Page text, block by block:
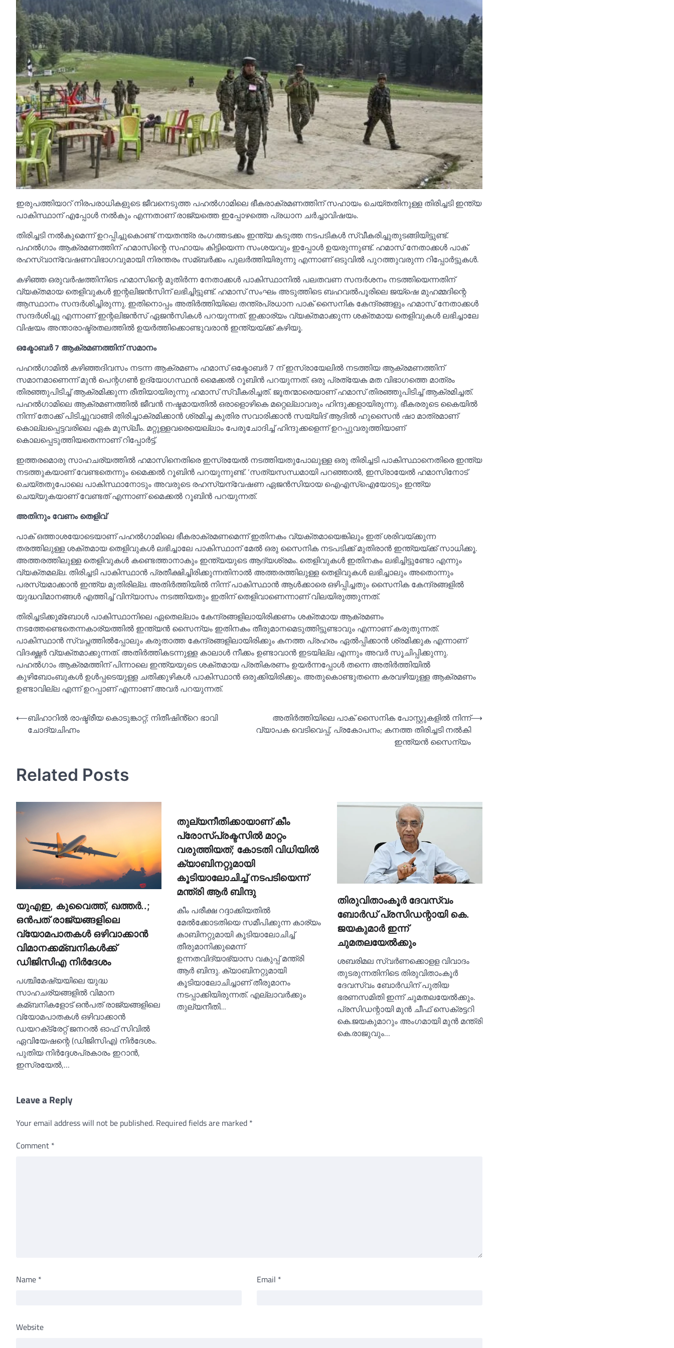
ഇരുപത്തിയാറ് നിരപരാധികളുടെ ജീവനെടുത്ത പഹല്‍ഗാമിലെ ഭീകരാക്രമണത്തിന് സഹായം ചെയ്തതിനുള്ള തിരിച്ചടി ഇന്ത്യ
പാകിസ്ഥാന് എപ്പോള്‍ നല്‍കും എന്നതാണ് രാജ്യത്തെ ഇപ്പോഴത്തെ പ്രധാന ചർച്ചാവിഷയം.
തിരിച്ചടി നല്‍കുമെന്ന് ഉറപ്പിച്ചുകൊണ്ട് നയതന്ത്ര രംഗത്തടക്കം ഇന്ത്യ കടുത്ത നടപടികള്‍ സ്വീകരിച്ചുതുടങ്ങിയിട്ടുണ്ട്.
പഹല്‍ഗാം ആക്രമണത്തിന് ഹമാസിന്റെ സഹായം കിട്ടിയെന്ന സംശയവും ഇപ്പോള്‍ ഉയരുന്നുണ്ട്. ഹമാസ് നേതാക്കള്‍ പാക്
രഹസ്വാന്വേഷണവിഭാഗവുമായി നിരന്തരം സമ്ബർക്കം പുലർത്തിയിരുന്നു എന്നാണ് ഒടുവില്‍ പുറത്തുവരുന്ന റിപ്പോർട്ടുകള്‍.
കഴിഞ്ഞ ഒരുവർഷത്തിനിടെ ഹമാസിന്റെ മുതിർന്ന നേതാക്കള്‍ പാകിസ്ഥാനില്‍ പലതവണ സന്ദർശനം നടത്തിയെന്നതിന്
വ്യക്തമായ തെളിവുകള്‍ ഇന്റലിജൻസിന് ലഭിച്ചിട്ടുണ്ട്. ഹമാസ് സംഘം അടുത്തിടെ ബഹവല്‍പൂരിലെ ജയ്‌ഷെ മുഹമ്മദിന്റെ
ആസ്ഥാനം സന്ദർശിച്ചിരുന്നു. ഇതിനാെപ്പം അതിർത്തിയിലെ തന്ത്രപ്രധാന പാക് സൈനിക കേന്ദ്രങ്ങളും ഹമാസ് നേതാക്കള്‍
സന്ദർശിച്ചു എന്നാണ് ഇന്റലിജൻസ് ഏജൻസികള്‍ പറയുന്നത്. ഇക്കാര്യം വ്യക്തമാക്കുന്ന ശക്തമായ തെളിവുകള്‍ ലഭിച്ചാലേ
വിഷയം അന്താരാഷ്ട്രതലത്തില്‍ ഉയർത്തിക്കൊണ്ടുവരാൻ ഇന്ത്യയ്ക്ക് കഴിയൂ.
ഒക്ടോബർ 7 ആക്രമണത്തിന് സമാനം
പഹല്‍ഗാമില്‍ കഴിഞ്ഞദിവസം നടന്ന ആക്രമണം ഹമാസ് ഒക്ടോബർ 7 ന് ഇസ്രായേലില്‍ നടത്തിയ ആക്രമണത്തിന്
സമാനമാണെന്ന് മുൻ പെന്റഗണ്‍ ഉദ്യോഗസ്ഥൻ മൈക്കല്‍ റൂബിൻ പറയുന്നത്. ഒരു പ്രത്യേക മത വിഭാഗത്തെ മാത്രം
തിരഞ്ഞുപിടിച്ച്‌ ആക്രമിക്കുന്ന രീതിയായിരുന്നു ഹമാസ് സ്വീകരിച്ചത്. ജൂതന്മാരെയാണ് ഹമാസ് തിരഞ്ഞുപിടിച്ച്‌ ആക്രമിച്ചത്.
പഹല്‍ഗാമിലെ ആക്രമണത്തില്‍ ജീവൻ നഷ്ടമായതില്‍ ഒരാളൊഴികെ മറ്റെല്ലാവരും ഹിന്ദുക്കളായിരുന്നു. ഭീകരരുടെ കൈയില്‍
നിന്ന് തോക്ക് പിടിച്ചുവാങ്ങി തിരിച്ചാക്രമിക്കാൻ ശ്രമിച്ച കുതിര സവാരിക്കാൻ സയ്യിദ് ആദില്‍ ഹുസൈൻ ഷാ മാത്രമാണ്
കൊല്ലപ്പെട്ടവരിലെ ഏക മുസ്ലീം. മറ്റുള്ളവരെയെല്ലാം പേരുചോദിച്ച്‌ ഹിന്ദുക്കളെന്ന് ഉറപ്പുവരുത്തിയാണ്
കൊലപ്പെടുത്തിയതെന്നാണ് റിപ്പോർട്ട്.
ഇത്തരമൊരു സാഹചര്യത്തില്‍ ഹമാസിനെതിരെ ഇസ്രയേല്‍ നടത്തിയതുപോലുള്ള ഒരു തിരിച്ചടി പാകിസ്ഥാനെതിരെ ഇന്ത്യ
നടത്തുകയാണ് വേണ്ടതെന്നും മൈക്കല്‍ റൂബിൻ പറയുന്നുണ്ട്. ‘സത്യസന്ധമായി പറഞ്ഞാല്‍, ഇസ്രായേല്‍ ഹമാസിനോട്
ചെയ്തതുപോലെ പാകിസ്ഥാനോടും അവരുടെ രഹസ്യന്വേഷണ ഏജൻസിയായ ഐഎസ്‌ഐയോടും ഇന്ത്യ
ചെയ്യുകയാണ് വേണ്ടത് എന്നാണ് മൈക്കല്‍ റൂബിൻ പറയുന്നത്.
അതിനും വേണം തെളിവ്
പാക് ഒത്താശയോടെയാണ് പഹല്‍ഗാമിലെ ഭീകരാക്രമണമെന്ന് ഇതിനകം വ്യക്തമായെങ്കിലും ഇത് ശരിവയ്ക്കുന്ന
തരത്തിലുള്ള ശക്തമായ തെളിവുകള്‍ ലഭിച്ചാലേ പാകിസ്ഥാന് മേല്‍ ഒരു സൈനിക നടപടിക്ക് മുതിരാൻ ഇന്ത്യയ്ക്ക് സാധിക്കൂ.
അത്തരത്തിലുള്ള തെളിവുകള്‍ കണ്ടെത്താനാകും ഇന്ത്യയുടെ ആദ്യശ്രമം. തെളിവുകള്‍ ഇതിനകം ലഭിച്ചിട്ടുണ്ടോ എന്നും
വ്യക്തമല്ല. തിരിച്ചടി പാകിസ്ഥാൻ പ്രതീക്ഷിച്ചിരിക്കുന്നതിനാല്‍ അത്തരത്തിലുള്ള തെളിവുകള്‍ ലഭിച്ചാലും അതൊന്നും
പരസ്യമാക്കാൻ ഇന്ത്യ മുതിരില്ല. അതിർത്തിയില്‍ നിന്ന് പാകിസ്ഥാൻ ആള്‍ക്കാരെ ഒഴിപ്പിച്ചതും സൈനിക കേന്ദ്രങ്ങളില്‍
യുദ്ധവിമാനങ്ങള്‍ എത്തിച്ച്‌ വിന്യാസം നടത്തിയതും ഇതിന് തെളിവാണെന്നാണ് വിലയിരുത്തുന്നത്.
തിരിച്ചടിക്കുമ്ബോള്‍ പാകിസ്ഥാനിലെ ഏതെല്ലാം കേന്ദ്രങ്ങളിലായിരിക്കണം ശക്തമായ ആക്രമണം
നടത്തേണ്ടെതെന്നകാര്യത്തില്‍ ഇന്ത്യൻ സൈന്യം ഇതിനകം തീരുമാനമെടുത്തിട്ടുണ്ടാവും എന്നാണ് കരുതുന്നത്.
പാകിസ്ഥാൻ സ്വപ്നത്തില്‍പ്പാേലും കരുതാത്ത കേന്ദ്രങ്ങളിലായിരിക്കും കനത്ത പ്രഹരം ഏല്‍പ്പിക്കാൻ ശ്രമിക്കുക എന്നാണ്
വിദഗ്ദ്ധർ വ്യക്തമാക്കുന്നത്. അതിർത്തികടന്നുള്ള കാലാള്‍ നീക്കം ഉണ്ടാവാൻ ഇടയില്ല എന്നും അവർ സൂചിപ്പിക്കുന്നു.
പഹല്‍ഗാം ആക്രമത്തിന് പിന്നാലെ ഇന്ത്യയുടെ ശക്തമായ പ്രതികരണം ഉയർന്നപ്പോള്‍ തന്നെ അതിർത്തിയില്‍
കുഴിബോംബുകള്‍ ഉള്‍പ്പടെയുള്ള ചതിക്കുഴികള്‍ പാകിസ്ഥാൻ ഒരുക്കിയിരിക്കും. അതുകൊണ്ടുതന്നെ കരവഴിയുള്ള ആക്രമണം
ഉണ്ടാവില്ല എന്ന് ഉറപ്പാണ് എന്നാണ് അവർ പറയുന്നത്.
Post
navigation
⟵ബിഹാറില്‍ രാഷ്ട്രീയ കൊടുങ്കാറ്റ്; നിതീഷിൻ്റെ ഭാവി
ചോദ്യചിഹ്നം
അതിര്‍ത്തിയിലെ പാക് സൈനിക പോസ്റ്റുകളില്‍ നിന്ന്
വ്യാപക വെടിവെപ്പ്, പ്രകോപനം; കനത്ത തിരിച്ചടി നല്‍കി
ഇന്ത്യൻ സൈന്യം
⟶
Related Posts
യുഎഇ, കുവൈത്ത്, ഖത്തര്‍..;
ഒന്‍പത് രാജ്യങ്ങളിലെ
വ്യോമപാതകള്‍ ഒഴിവാക്കാന്‍
വിമാനക്കമ്ബനികള്‍ക്ക്
ഡിജിസിഎ നിര്‍ദേശം
പശ്ചിമേഷ്യയിലെ യുദ്ധ
സാഹചര്യങ്ങളില്‍ വിമാന
കമ്ബനികളോട് ഒന്‍പത് രാജ്യങ്ങളിലെ
വ്യോമപാതകള്‍ ഒഴിവാക്കാന്‍
ഡയറക്‌ട്രേറ്റ് ജനറല്‍ ഓഫ് സിവില്‍
ഏവിയേഷന്റെ (ഡിജിസിഎ) നിര്‍ദേശം.
പുതിയ നിര്‍ദ്ദേശപ്രകാരം ഇറാന്‍,
ഇസ്രയേല്‍,…
തുല്യനീതിക്കായാണ് കീം
പ്രോസ്പ്രക്ടസില്‍ മാറ്റം
വരുത്തിയത്; കോടതി വിധിയില്‍
ക്യാബിനറ്റുമായി
കൂടിയാലോചിച്ച്‌ നടപടിയെന്ന്
മന്ത്രി ആര്‍ ബിന്ദു
കീം പരീക്ഷ റദ്ദാക്കിയതില്‍
മേല്‍ക്കോടതിയെ സമീപിക്കുന്ന കാര്യം
കാബിനറ്റുമായി കൂടിയാലോചിച്ച്‌
തീരുമാനിക്കുമെന്ന്
ഉന്നതവിദ്യാഭ്യാസ വകുപ്പ് മന്ത്രി
ആര്‍ ബിന്ദു. ക്യാബിനറ്റുമായി
കൂടിയാലോചിച്ചാണ് തീരുമാനം
നടപ്പാക്കിയിരുന്നത്. എല്ലാവര്‍ക്കും
തുല്യനീതി…
തിരുവിതാംകൂര്‍ ദേവസ്വം
ബോര്‍ഡ് പ്രസിഡന്റായി കെ.
ജയകുമാര്‍ ഇന്ന്
ചുമതലയേല്‍ക്കും
ശബരിമല സ്വര്‍ണക്കൊളള വിവാദം
തുടരുന്നതിനിടെ തിരുവിതാംകൂര്‍
ദേവസ്വം ബോര്‍ഡിന് പുതിയ
ഭരണസമിതി ഇന്ന് ചുമതലയേല്‍ക്കും.
പ്രസിഡന്റായി മുന്‍ ചീഫ് സെക്രട്ടറി
കെ.ജയകുമാറും അംഗമായി മുന്‍ മന്ത്രി
കെ.രാജുവും…
Leave a Reply
Your email address will not be published. Required fields are marked *
Comment *
Name * Email *
Website